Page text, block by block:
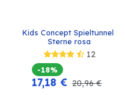
Kids Concept Spieltunnel
Sterne rosa
12
-18%
17,18 € 20,96€